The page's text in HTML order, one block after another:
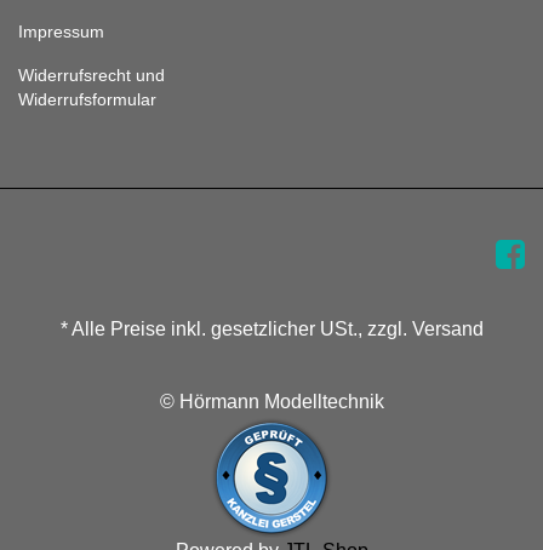
Impressum
Widerrufsrecht und
Widerrufsformular
* Alle Preise inkl. gesetzlicher USt., zzgl. Versand
© Hörmann Modelltechnik